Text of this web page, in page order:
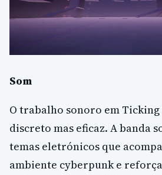
Som
O trabalho sonoro em
discreto mas eficaz. A banda
temas eletrónicos que
ambiente cyberpunk e